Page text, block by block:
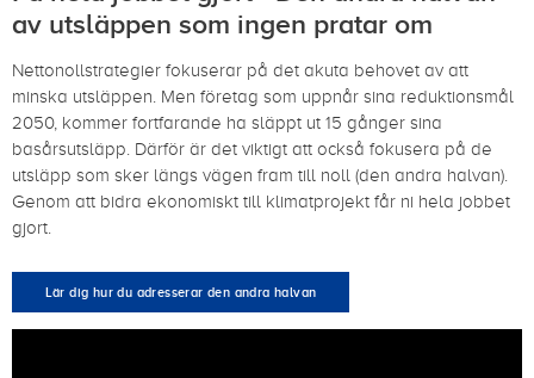
av utsläppen som ingen pratar om
Nettonollstrategier fokuserar på det akuta behovet av att
minska utsläppen. Men företag som uppnår sina reduktionsmål
2050, kommer fortfarande ha släppt ut 15 gånger sina
basårsutsläpp. Därför är det viktigt att också fokusera på de
utsläpp som sker längs vägen fram till noll (den andra halvan).
Genom att bidra ekonomiskt till klimatprojekt får ni hela jobbet
gjort.
Lär dig hur du adresserar den andra halvan